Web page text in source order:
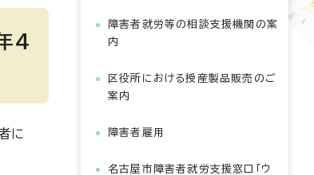
4
に
障害者就労等の相談支援機関の案
内
区役所における授産製品販売のご
案内
障害者雇用
名古屋市障害者就労支援窓口「ウ